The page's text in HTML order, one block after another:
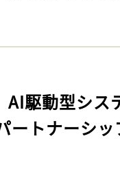
AI駆動型シ
ートナーシ